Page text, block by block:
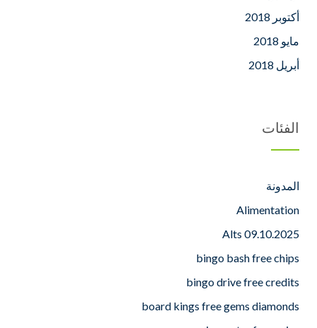
أكتوبر 2018
مايو 2018
أبريل 2018
الفئات
المدونة
Alimentation
Alts 09.10.2025
bingo bash free chips
bingo drive free credits
board kings free gems diamonds